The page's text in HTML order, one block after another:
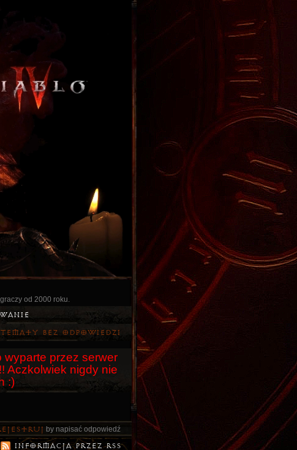
od 2000 roku.
Tematy bez odpowiedzi
wyparte przez serwer
Aczkolwiek nigdy nie
:)
by napisać odpowiedź
Informacja przez RSS